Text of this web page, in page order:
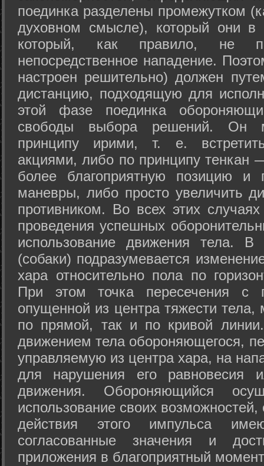
поединка разделены промежутком
духовном смысле), который они в
который, как правило, не
непосредственное нападение.
настроен решительно) должен
дистанцию, подходящую для
этой фазе поединка
свободы выбора решений. Он
принципу ирими, т. е.
акциями, либо по принципу тенкан
более благоприятную позицию и
маневры, либо просто увеличить
противником. Во всех этих
проведения успешных
использование движения тела.
(собаки) подразумевается
хара относительно пола по
При этом точка пересечения с
опущенной из центра тяжести
по прямой, так и по кривой
движением тела обороняющегося,
управляемую из центра хара, на
для нарушения его равновесия
движения. Обороняющийся
использование своих
действия этого импульса
согласованные значения и
приложения в благоприятный